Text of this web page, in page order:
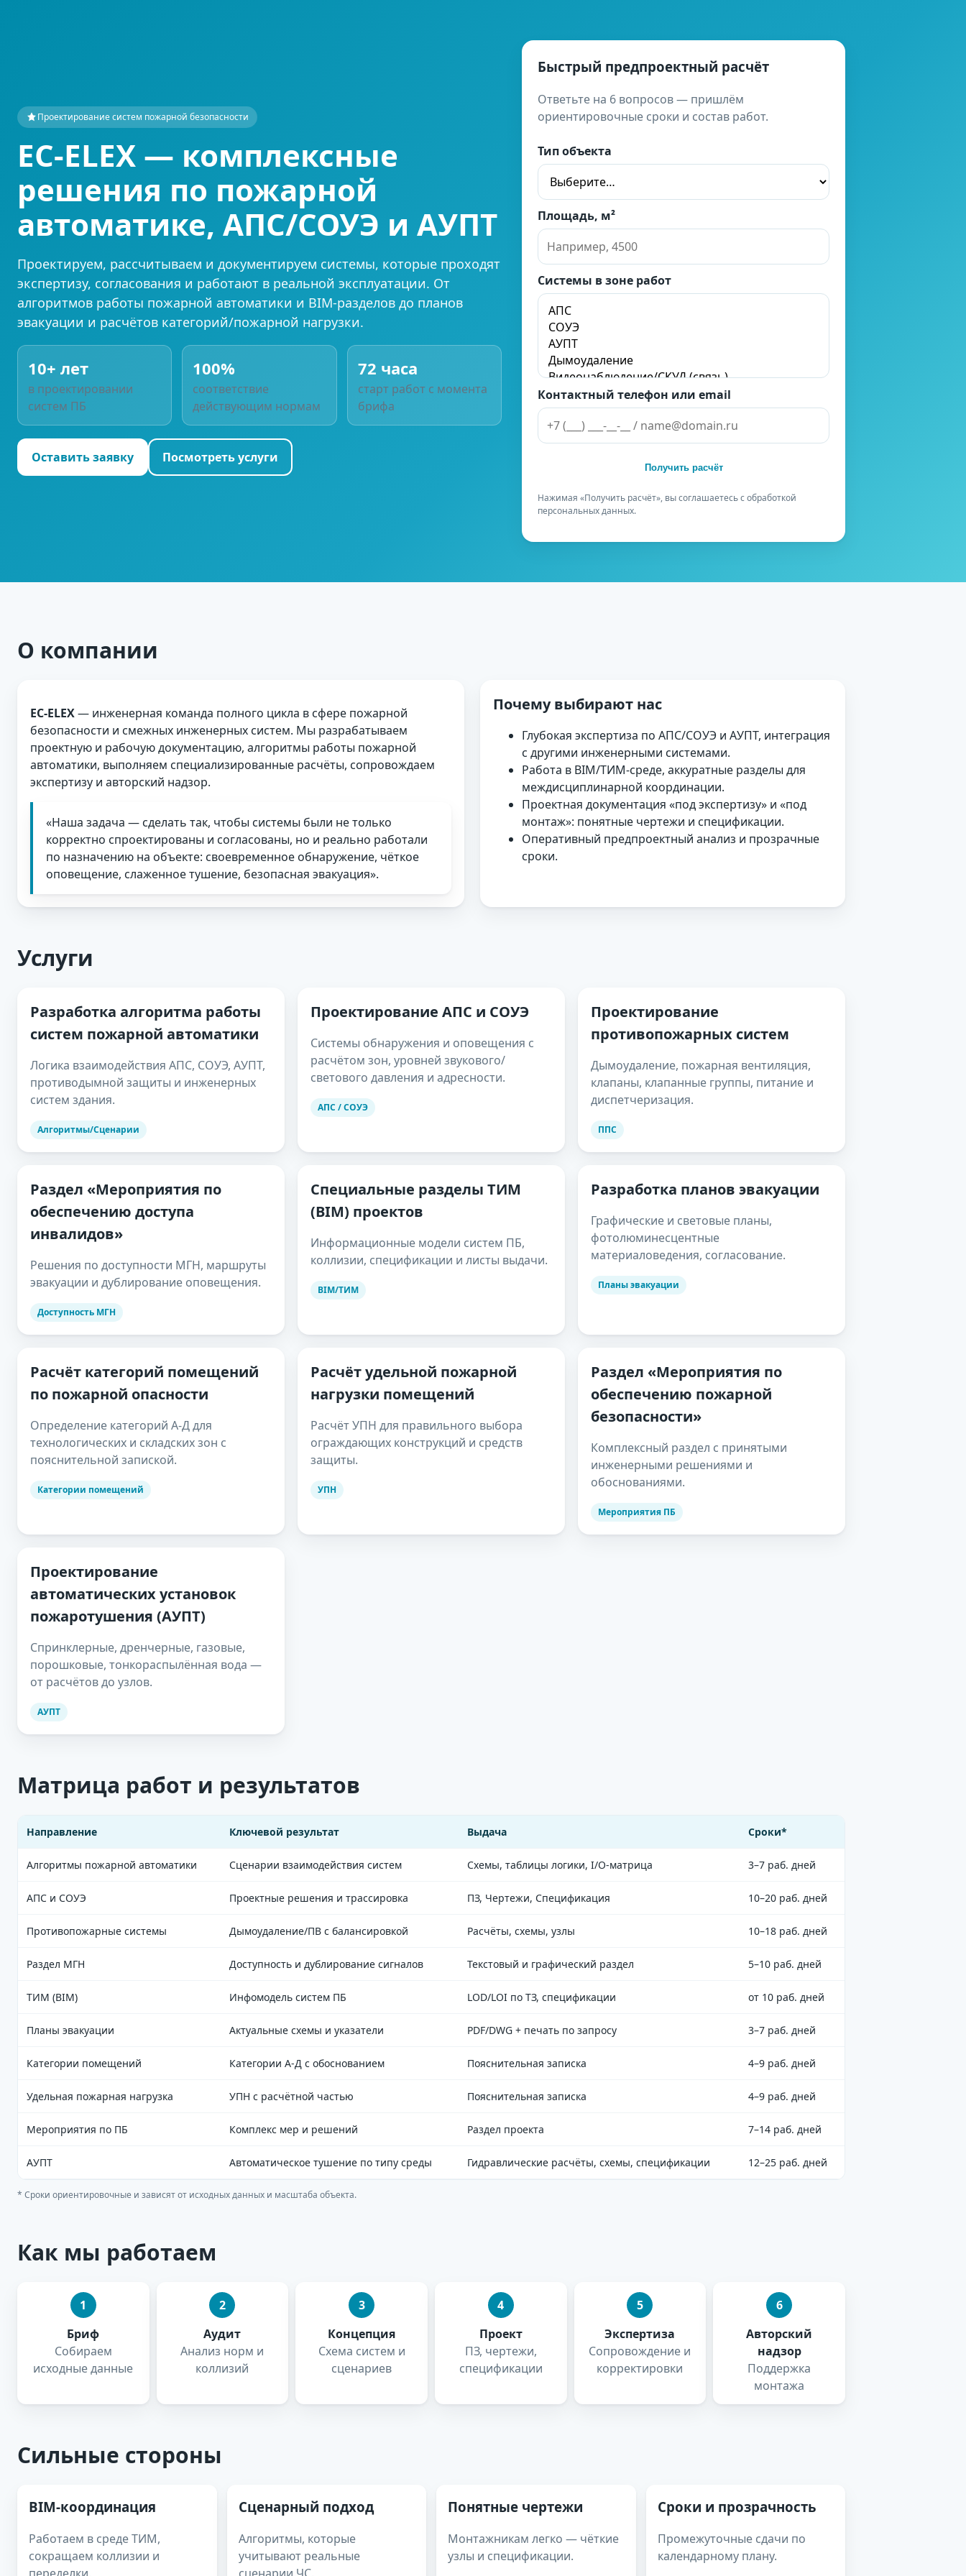
Проектирование систем пожарной безопасности
EC-ELEX — комплексные
решения по пожарной
автоматике, АПС/СОУЭ и АУПТ
Проектируем, рассчитываем и документируем системы, которые проходят
экспертизу, согласования и работают в реальной эксплуатации. От
алгоритмов работы пожарной автоматики и BIM-разделов до планов
эвакуации и расчётов категорий/пожарной нагрузки.
10+ лет
в проектировании
систем ПБ
100%
соответствие
действующим нормам
72 часа
старт работ с момента
брифа
Оставить заявку Посмотреть услуги
Быстрый предпроектный расчёт
Ответьте на 6 вопросов — пришлём
ориентировочные сроки и состав работ.
Тип объекта
Площадь, м²
Системы в зоне работ
Контактный телефон или email
Получить расчёт
Нажимая «Получить расчёт», вы соглашаетесь с обработкой
персональных данных.
О компании
EC-ELEX— инженерная команда полного цикла в сфере пожарной
безопасности и смежных инженерных систем. Мы разрабатываем
проектную и рабочую документацию, алгоритмы работы пожарной
автоматики, выполняем специализированные расчёты, сопровождаем
экспертизу и авторский надзор.
«Наша задача — сделать так, чтобы системы были не только
корректно спроектированы и согласованы, но и реально работали
по назначению на объекте: своевременное обнаружение, чёткое
оповещение, слаженное тушение, безопасная эвакуация».
Почему выбирают нас
Глубокая экспертиза по АПС/СОУЭ и АУПТ, интеграция
с другими инженерными системами.
Работа в BIM/ТИМ-среде, аккуратные разделы для
междисциплинарной координации.
Проектная документация «под экспертизу» и «под
монтаж»: понятные чертежи и спецификации.
Оперативный предпроектный анализ и прозрачные
сроки.
Услуги
Разработка алгоритма работы
систем пожарной автоматики
Логика взаимодействия АПС, СОУЭ, АУПТ,
противодымной защиты и инженерных
систем здания.
Алгоритмы/Сценарии
Проектирование АПС и СОУЭ
Системы обнаружения и оповещения с
расчётом зон, уровней звукового/
светового давления и адресности.
АПС / СОУЭ
Проектирование
противопожарных систем
Дымоудаление, пожарная вентиляция,
клапаны, клапанные группы, питание и
диспетчеризация.
ППС
Раздел «Мероприятия по
обеспечению доступа
инвалидов»
Решения по доступности МГН, маршруты
эвакуации и дублирование оповещения.
Доступность МГН
Специальные разделы ТИМ
(BIM) проектов
Информационные модели систем ПБ,
коллизии, спецификации и листы выдачи.
BIM/ТИМ
Разработка планов эвакуации
Графические и световые планы,
фотолюминесцентные
материаловедения, согласование.
Планы эвакуации
Расчёт категорий помещений
по пожарной опасности
Определение категорий А-Д для
технологических и складских зон с
пояснительной запиской.
Категории помещений
Расчёт удельной пожарной
нагрузки помещений
Расчёт УПН для правильного выбора
ограждающих конструкций и средств
защиты.
УПН
Раздел «Мероприятия по
обеспечению пожарной
безопасности»
Комплексный раздел с принятыми
инженерными решениями и
обоснованиями.
Мероприятия ПБ
Проектирование
автоматических установок
пожаротушения (АУПТ)
Спринклерные, дренчерные, газовые,
порошковые, тонкораспылённая вода —
от расчётов до узлов.
АУПТ
Матрица работ и результатов
этапы,
формат
ориентировочные
Направление Ключевой результат Выдача Сроки*
Алгоритмы пожарной автоматики Сценарии взаимодействия систем Схемы, таблицы логики, I/O-матрица 3–7 раб. дней
АПС и СОУЭ Проектные решения и трассировка ПЗ, Чертежи, Спецификация 10–20 раб. дней
Противопожарные системы Дымоудаление/ПВ с балансировкой Расчёты, схемы, узлы 10–18 раб. дней
Раздел МГН Доступность и дублирование сигналов Текстовый и графический раздел 5–10 раб. дней
ТИМ (BIM) Инфомодель систем ПБ LOD/LOI по ТЗ, спецификации от 10 раб. дней
Планы эвакуации Актуальные схемы и указатели PDF/DWG + печать по запросу 3–7 раб. дней
Категории помещений Категории А-Д с обоснованием Пояснительная записка 4–9 раб. дней
Удельная пожарная нагрузка УПН с расчётной частью Пояснительная записка 4–9 раб. дней
Мероприятия по ПБ Комплекс мер и решений Раздел проекта 7–14 раб. дней
АУПТ Автоматическое тушение по типу среды Гидравлические расчёты, схемы, спецификации 12–25 раб. дней
* Сроки ориентировочные и зависят от исходных данных и масштаба объекта.
Как мы работаем
1
Бриф
Собираем
исходные данные
2
Аудит
Анализ норм и
коллизий
3
Концепция
Схема систем и
сценариев
4
Проект
ПЗ, чертежи,
спецификации
5
Экспертиза
Сопровождение и
корректировки
6
Авторский
надзор
Поддержка
монтажа
Сильные стороны
BIM-координация
Работаем в среде ТИМ,
сокращаем коллизии и
Сценарный подход
Алгоритмы, которые
учитывают реальные
Понятные чертежи
Монтажникам легко — чёткие
узлы и спецификации.
Сроки и прозрачность
Промежуточные сдачи по
календарному плану.